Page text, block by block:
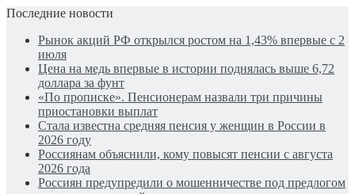
Последние новости
Рынок акций РФ открылся ростом на 1,43% впервые с 2
июля
Цена на медь впервые в истории поднялась выше 6,72
доллара за фунт
«По прописке». Пенсионерам назвали три причины
приостановки выплат
Стала известна средняя пенсия у женщин в России в
2026 году
Россиянам объяснили, кому повысят пенсии с августа
2026 года
Россиян предупредили о мошенничестве под предлогом